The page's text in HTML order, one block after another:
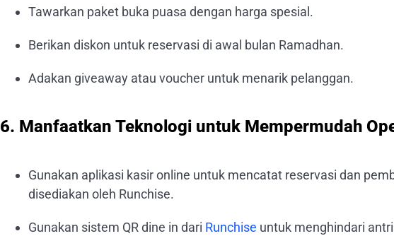
Tawarkan paket buka puasa dengan harga spesial.
Berikan diskon untuk reservasi di awal bulan Ramadhan.
Adakan giveaway atau voucher untuk menarik pelanggan.
6. Manfaatkan Teknologi untuk Mempermudah
Gunakan aplikasi kasir online untuk mencatat reservasi dan
disediakan oleh Runchise.
Gunakan sistem QR dine in dari Runchise untuk menghindari